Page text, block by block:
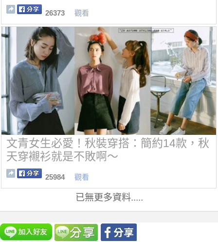
26373 觀看
文青女生必愛！秋裝穿搭：簡約14款，秋
天穿襯衫就是不敗啊～
25984 觀看
已無更多資料.....